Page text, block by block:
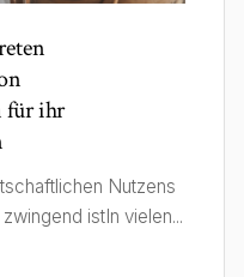
für ihr
Nutzens
istIn vielen...